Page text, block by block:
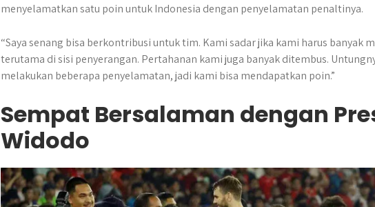
menyelamatkan satu poin untuk Indonesia dengan penyelamatan penaltinya.
“Saya senang bisa berkontribusi untuk tim. Kami sadar jika kami harus banyak
terutama di sisi penyerangan. Pertahanan kami juga banyak ditembus.
melakukan beberapa penyelamatan, jadi kami bisa mendapatkan poin.”
Sempat Bersalaman dengan
Widodo